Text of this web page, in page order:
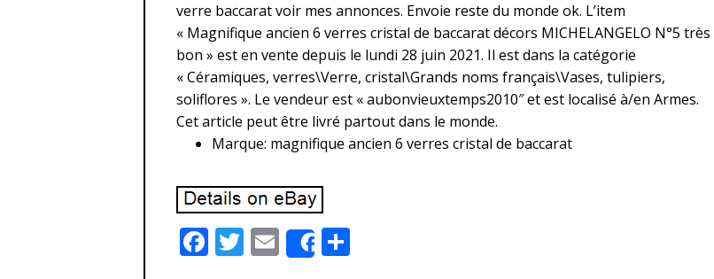
verre baccarat voir mes annonces. Envoie reste du monde ok. L’item
« Magnifique ancien 6 verres cristal de baccarat décors MICHELANGELO N°5 très
bon » est en vente depuis le lundi 28 juin 2021. Il est dans la catégorie
« Céramiques, verres\Verre, cristal\Grands noms français\Vases, tulipiers,
soliflores ». Le vendeur est « aubonvieuxtemps2010″ et est localisé à/en Armes.
Cet article peut être livré partout dans le monde.
Marque: magnifique ancien 6 verres cristal de baccarat
F T E
m
Share